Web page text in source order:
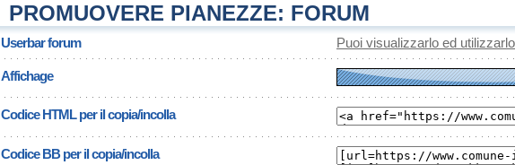
PROMUOVERE PIANEZZE: FORUM
Userbar forum Puoi visualizzarlo ed
Affichage
Codice HTML per il copia/incolla
Codice BB per il copia/incolla